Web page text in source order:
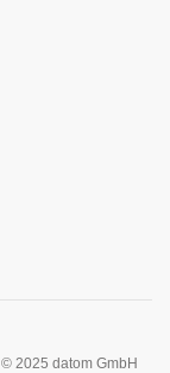
© 2025 datom GmbH